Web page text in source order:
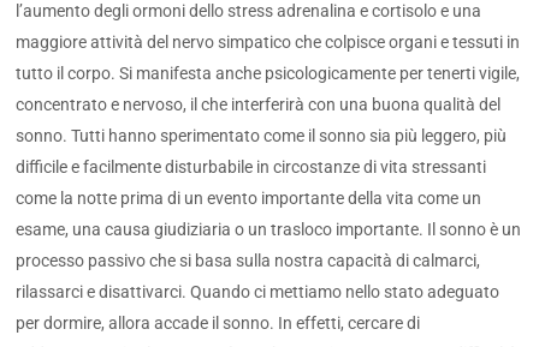
l’aumento degli ormoni dello stress adrenalina e cortisolo e una
maggiore attività del nervo simpatico che colpisce organi e tessuti in
tutto il corpo. Si manifesta anche psicologicamente per tenerti vigile,
concentrato e nervoso, il che interferirà con una buona qualità del
sonno. Tutti hanno sperimentato come il sonno sia più leggero, più
difficile e facilmente disturbabile in circostanze di vita stressanti
come la notte prima di un evento importante della vita come un
esame, una causa giudiziaria o un trasloco importante. Il sonno è un
processo passivo che si basa sulla nostra capacità di calmarci,
rilassarci e disattivarci. Quando ci mettiamo nello stato adeguato
per dormire, allora accade il sonno. In effetti, cercare di